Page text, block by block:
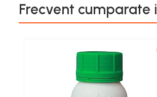
Incalzire pe Lemne
Racorduri si Furtunuri Gaz
Cablu si prelungitoare
Echipamente iluminare
Echipamente electrice
Frecvent cumparate